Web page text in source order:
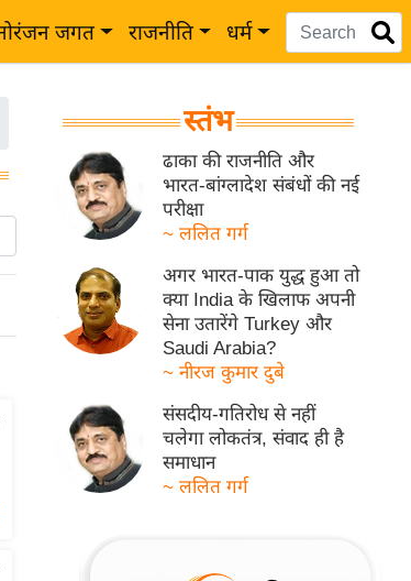
जगत राजनीति धर्म
स्तंभ
ढाका की राजनीति और
भारत-बांग्लादेश संबंधों की नई
परीक्षा
~ ललित गर्ग
अगर भारत-पाक युद्ध हुआ तो
क्या India के खिलाफ अपनी
सेना उतारेंगे Turkey और
Saudi Arabia?
~ नीरज कुमार दुबे
संसदीय-गतिरोध से नहीं
चलेगा लोकतंत्र, संवाद ही है
समाधान
~ ललित गर्ग